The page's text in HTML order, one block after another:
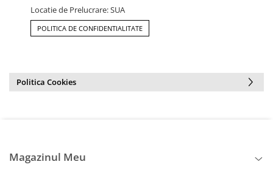
Locatie de Prelucrare: SUA
POLITICA DE CONFIDENTIALITATE
Politica Cookies
Magazinul Meu